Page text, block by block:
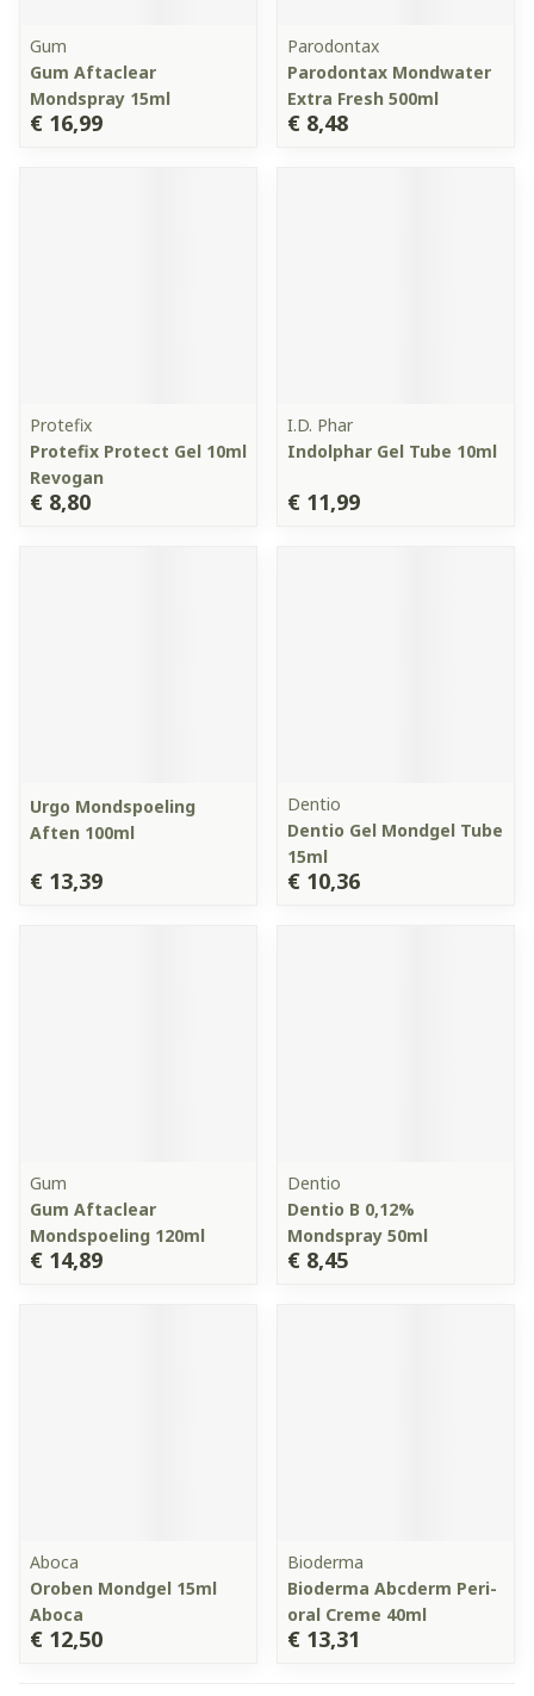
Gum
Gum Aftaclear
Mondspray 15ml
€ 16,99
Parodontax
Parodontax Mondwater
Extra Fresh 500ml
€ 8,48
Protefix
Protefix Protect Gel 10ml
Revogan
€ 8,80
I.D. Phar
Indolphar Gel Tube 10ml
€ 11,99
Urgo Mondspoeling
Aften 100ml
€ 13,39
Dentio
Dentio Gel Mondgel Tube
15ml
€ 10,36
Gum
Gum Aftaclear
Mondspoeling 120ml
€ 14,89
Dentio
Dentio B 0,12%
Mondspray 50ml
€ 8,45
Aboca
Oroben Mondgel 15ml
Aboca
€ 12,50
Bioderma
Bioderma Abcderm Peri-
oral Creme 40ml
€ 13,31